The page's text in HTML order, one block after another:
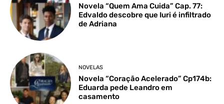
Novela “Quem Ama Cuida” Cap. 77:
Edvaldo descobre que Iuri é infiltrado
de Adriana
NOVELAS
Novela “Coração Acelerado” Cp174b:
Eduarda pede Leandro em
casamento